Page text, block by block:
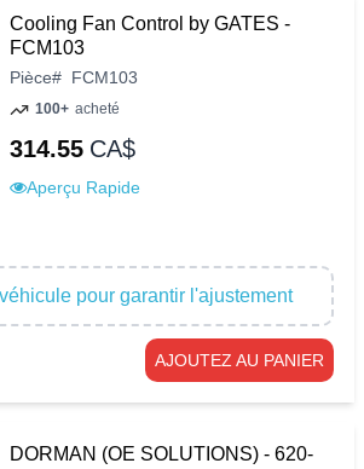
Cooling Fan Control by GATES -
FCM103
Pièce# FCM103
100+ acheté
314.55 CA$
Aperçu Rapide
pour garantir l'ajustement
AJOUTEZ AU PANIER
DORMAN (OE SOLUTIONS) - 620-